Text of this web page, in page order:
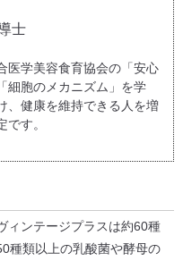
士
医学美容食育協会の「安心
細胞のメカニズム」を学
、健康を維持できる人を増
す。
ィンテージプラスは約60種
種類以上の乳酸菌や酵母の